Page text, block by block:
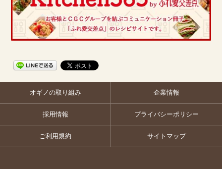
オギノの取り組み 企業情報
採用情報 プライバシーポリシー
ご利用規約 サイトマップ